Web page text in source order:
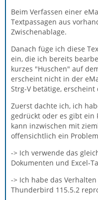
Beim Verfassen einer
Textpassagen aus
Zwischenablage.
Danach füge ich diese
ein, die ich bereits
kurzes "Huschen" auf
erscheint nicht in der
Strg-V betätige,
Zuerst dachte ich, ich
gedrückt oder es gibt ein
kann inzwischen mit
offensichtlich ein
-> Ich verwende das
Dokumenten und Excel-
-> Ich habe das
Thunderbird 115.5.2